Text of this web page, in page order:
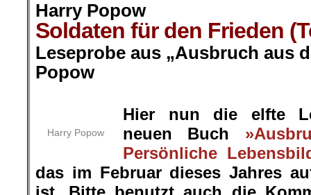
Harry Popow
Soldaten für den Frieden
Leseprobe aus „Ausbruch aus
Popow
Harry Popow
Hier nun die elfte
neuen Buch
Persönliche
das im Februar dieses Jahres